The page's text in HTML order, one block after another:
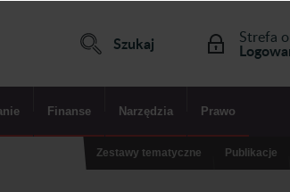
Szukaj Strefa
Finanse Narzędzia Prawo
Zestawy tematyczne Publikacje